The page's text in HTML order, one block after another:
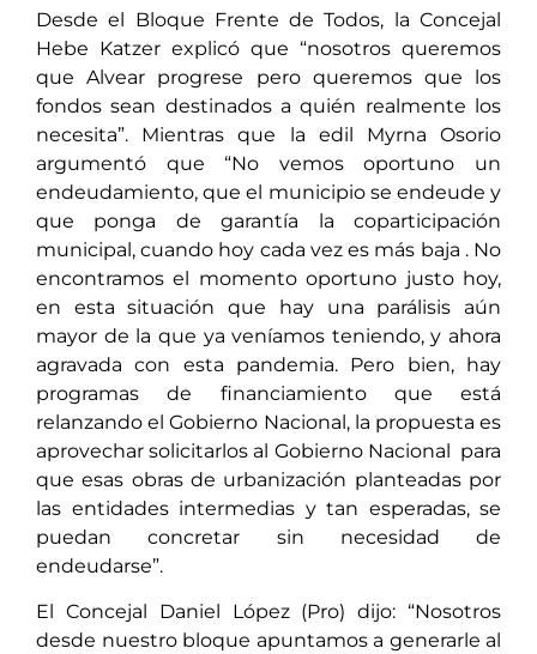
Desde el Bloque Frente de Todos, la Concejal
Hebe Katzer explicó que “nosotros queremos
que Alvear progrese pero queremos que los
fondos sean destinados a quién realmente los
necesita”. Mientras que la edil Myrna Osorio
argumentó que “No vemos oportuno un
endeudamiento, que el municipio se endeude y
que ponga de garantía la coparticipación
municipal, cuando hoy cada vez es más baja . No
encontramos el momento oportuno justo hoy,
en esta situación que hay una parálisis aún
mayor de la que ya veníamos teniendo, y ahora
agravada con esta pandemia. Pero bien, hay
programas de financiamiento que está
relanzando el Gobierno Nacional, la propuesta es
aprovechar solicitarlos al Gobierno Nacional para
que esas obras de urbanización planteadas por
las entidades intermedias y tan esperadas, se
puedan concretar sin necesidad de
endeudarse”.
El Concejal Daniel López (Pro) dijo: “Nosotros
desde nuestro bloque apuntamos a generarle al